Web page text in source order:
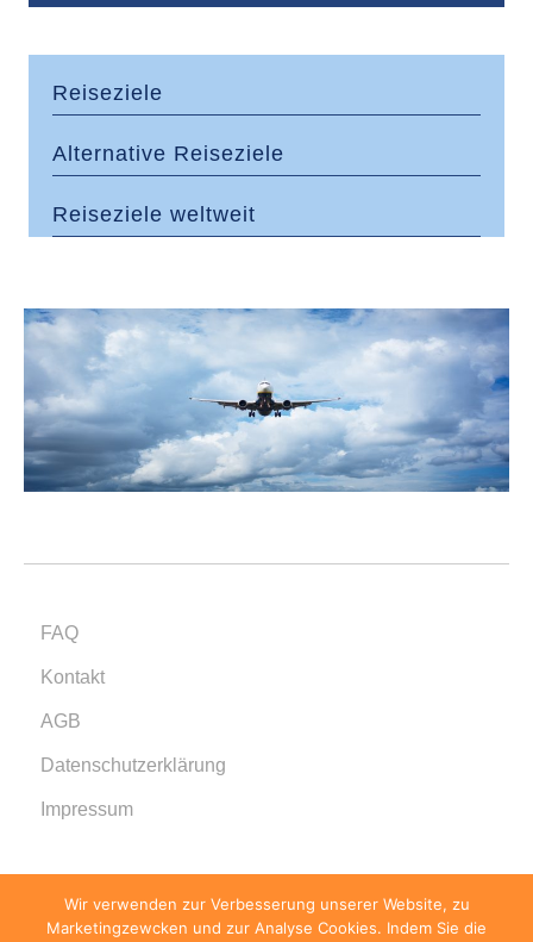
Reiseziele
Alternative Reiseziele
Reiseziele weltweit
FAQ
Kontakt
AGB
Datenschutzerklärung
Impressum
Wir verwenden zur Verbesserung unserer Website, zu
Marketingzewcken und zur Analyse Cookies. Indem Sie die